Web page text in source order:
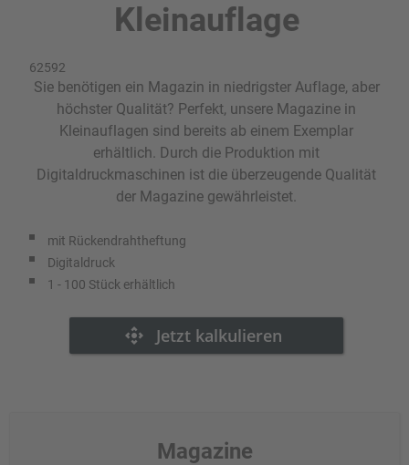
Kleinauflage
62592
Sie benötigen ein Magazin in niedrigster Auflage, aber
höchster Qualität? Perfekt, unsere Magazine in
Kleinauflagen sind bereits ab einem Exemplar
erhältlich. Durch die Produktion mit
Digitaldruckmaschinen ist die überzeugende Qualität
der Magazine gewährleistet.
mit Rückendrahtheftung
Digitaldruck
1 - 100 Stück erhältlich
Magazine